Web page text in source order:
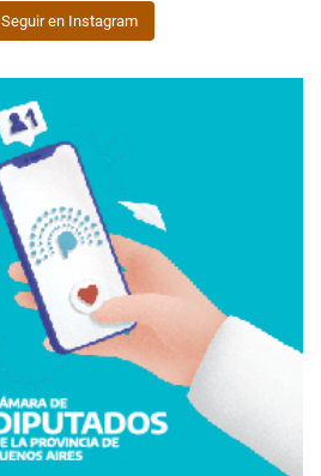
Seguir en Instagram